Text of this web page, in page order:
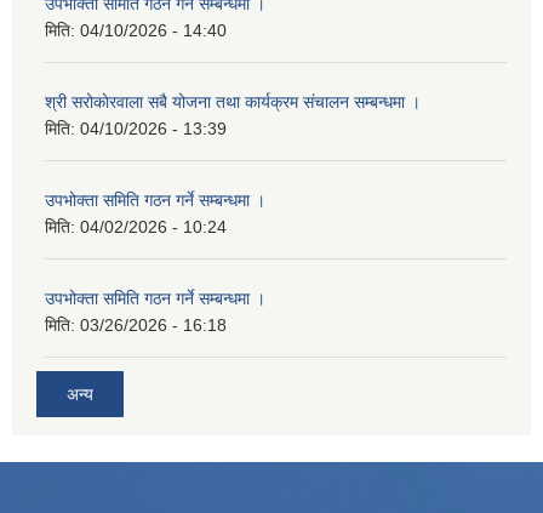
उपभोक्ता समिति गठन गर्ने सम्बन्धमा ।
मिति: 04/10/2026 - 14:40
श्री सरोकाेरवाला सबै योजना तथा कार्यक्रम संचालन सम्बन्धमा ।
मिति: 04/10/2026 - 13:39
उपभोक्ता समिति गठन गर्ने सम्बन्धमा ।
मिति: 04/02/2026 - 10:24
उपभोक्ता समिति गठन गर्ने सम्बन्धमा ।
मिति: 03/26/2026 - 16:18
अन्य